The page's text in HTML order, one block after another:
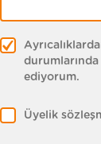
ediyorum.
Üyelik